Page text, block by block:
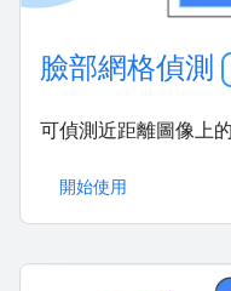
臉部網格偵測
可偵測近距離圖像上
開始使用